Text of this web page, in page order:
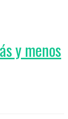
y menos